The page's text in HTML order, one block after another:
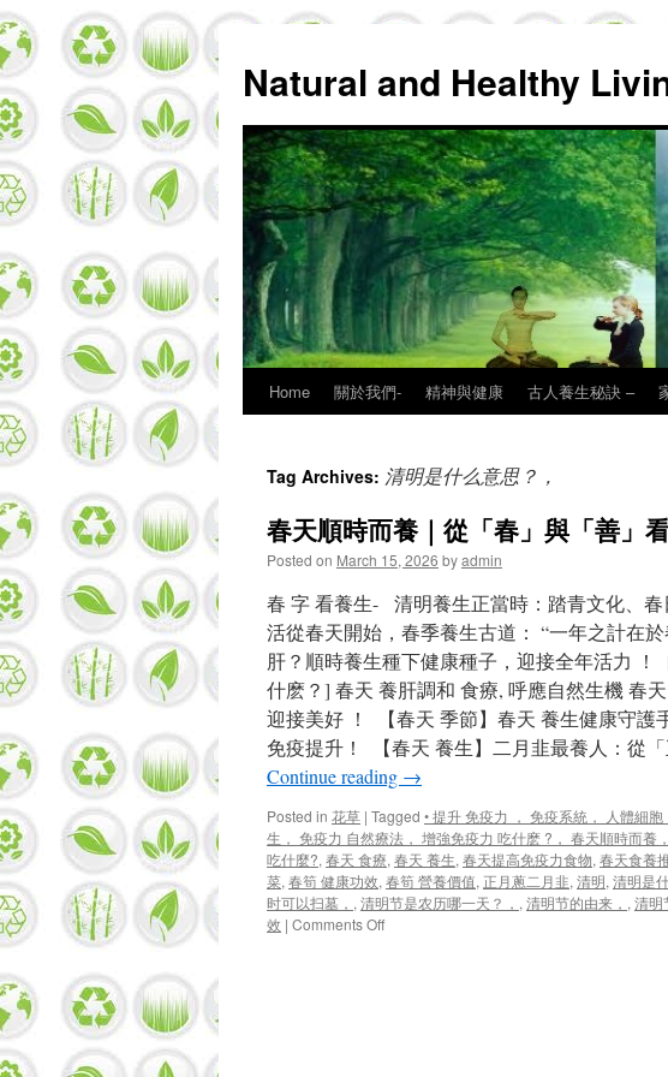
Natural and Healthy
Skip
content
Home 關於我們- 精神與健康 古人養生秘訣 –
Tag Archives: 清明是什么意思？，
春天順時而養｜從「春」與「善」
Posted on March 15, 2026 byadmin
春 字 看養生- 清明養生正當時：踏青文化、
活從春天開始，春季養生古道： “一年之計在
肝？順時養生種下健康種子，迎接全年活力
什麽？] 春天 養肝調和 食療, 呼應自然生機 春
迎接美好 ！ 【春天 季節】春天 養生健康守護
免疫提升！ 【春天 養生】二月韭最養人：從
Continue reading →
Posted in 花草 | Tagged • 提升 免疫力 ， 免疫系統， 人體細
生， 免疫力 自然療法， 增強免疫力 吃什麽 ?， 春天順時而養
吃什麼?, 春天 食療, 春天 養生, 春天提高免疫力食物, 春天食養
菜, 春筍 健康功效, 春筍 營養價值, 正月蔥二月韭, 清明, 清明是
时可以扫墓， , 清明节是农历哪一天？， , 清明节的由来， , 清明
效 | Comments Offon